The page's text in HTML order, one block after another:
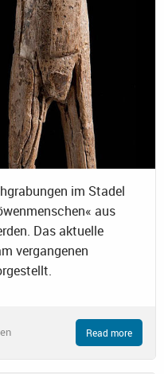
im Stadel
aus
Das aktuelle
vergangenen
Read more